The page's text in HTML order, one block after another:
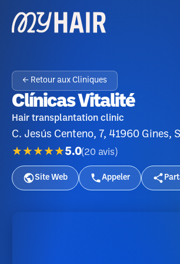
← Retour aux Cliniques
Clínicas Vitalité
Hair transplantation clinic
C. Jesús Centeno, 7, 41960 Gines,
★★★★★5.0(20 avis )
Site Web Appeler